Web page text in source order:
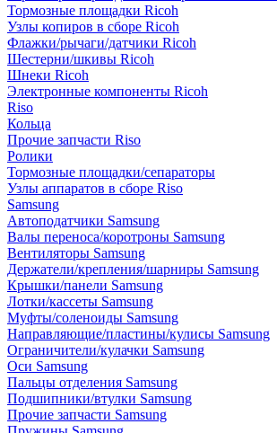
Тормозные площадки Ricoh
Узлы копиров в сборе Ricoh
Флажки/рычаги/датчики Ricoh
Шестерни/шкивы Ricoh
Шнеки Ricoh
Электронные компоненты Ricoh
Riso
Кольца
Прочие запчасти Riso
Ролики
Тормозные площадки/сепараторы
Узлы аппаратов в сборе Riso
Samsung
Автоподатчики Samsung
Валы переноса/коротроны Samsung
Вентиляторы Samsung
Держатели/крепления/шарниры Samsung
Крышки/панели Samsung
Лотки/кассеты Samsung
Муфты/соленоиды Samsung
Направляющие/пластины/кулисы Samsung
Ограничители/кулачки Samsung
Оси Samsung
Пальцы отделения Samsung
Подшипники/втулки Samsung
Прочие запчасти Samsung